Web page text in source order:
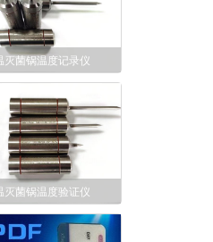
灭菌锅温度记录仪
灭菌锅温度验证仪